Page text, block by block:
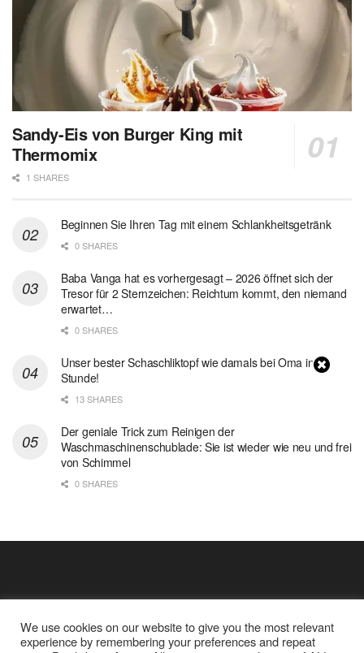
Sandy-Eis von Burger King mit
Thermomix
1 SHARES
Beginnen Sie Ihren Tag mit einem Schlankheitsgetränk
0 SHARES
Baba Vanga hat es vorhergesagt – 2026 öffnet sich der
Tresor für 2 Sternzeichen: Reichtum kommt, den niemand
erwartet…
0 SHARES
Unser bester Schaschliktopf wie damals bei Oma in 1
Stunde!
13 SHARES
Der geniale Trick zum Reinigen der
Waschmaschinenschublade: Sie ist wieder wie neu und frei
von Schimmel
0 SHARES
We use cookies on our website to give you the most relevant
experience by remembering your preferences and repeat